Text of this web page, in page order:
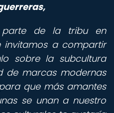
parte de la tribu en
invitamos a compartir
sobre la subcultura
de marcas modernas
que más amantes
se unan a nuestro